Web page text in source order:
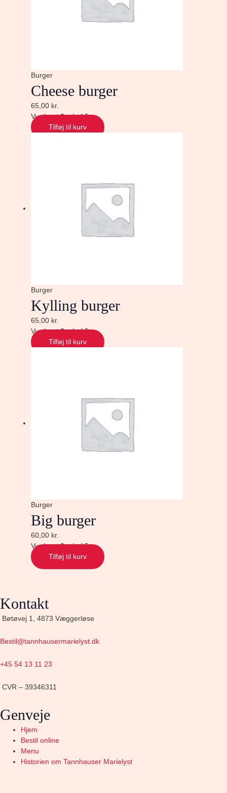
Burger
Cheese burger
65,00 kr.
Vurderet0ud af 5
Tilføj til kurv
Burger
Kylling burger
65,00 kr.
Vurderet0ud af 5
Tilføj til kurv
Burger
Big burger
60,00 kr.
Vurderet0ud af 5
Tilføj til kurv
Kontakt
Bøtøvej 1, 4873 Væggerløse
Bestil@tannhausermarielyst.dk
+45 54 13 11 23
CVR – 39346311
Genveje
Hjem
Bestil online
Menu
Historien om Tannhauser Marielyst